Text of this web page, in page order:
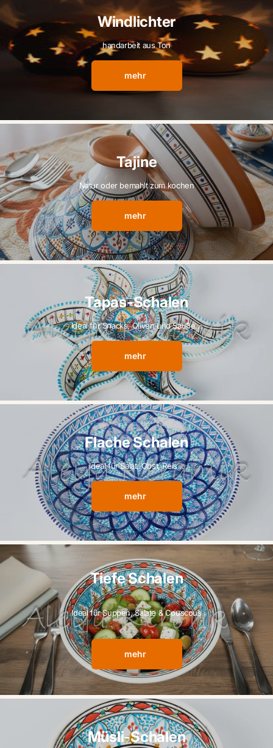
Windlichter
handarbeit aus Ton
mehr
Tajine
Natur oder bemahlt zum kochen
mehr
Tapas-Schalen
Ideal für Snacks, Oliven und Sauße...
mehr
Flache Schalen
Ideal für Salat, Obst, Reis...
mehr
Tiefe Schalen
Ideal für Suppen, Salate & Couscous
mehr
Müsli-Schalen